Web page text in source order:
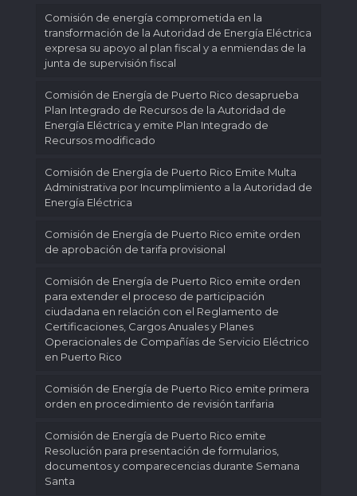
Comisión de energía comprometida en la
transformación de la Autoridad de Energía Eléctrica
expresa su apoyo al plan fiscal y a enmiendas de la
junta de supervisión fiscal
Comisión de Energía de Puerto Rico desaprueba
Plan Integrado de Recursos de la Autoridad de
Energía Eléctrica y emite Plan Integrado de
Recursos modificado
Comisión de Energía de Puerto Rico Emite Multa
Administrativa por Incumplimiento a la Autoridad de
Energía Eléctrica
Comisión de Energía de Puerto Rico emite orden
de aprobación de tarifa provisional
Comisión de Energía de Puerto Rico emite orden
para extender el proceso de participación
ciudadana en relación con el Reglamento de
Certificaciones, Cargos Anuales y Planes
Operacionales de Compañías de Servicio Eléctrico
en Puerto Rico
Comisión de Energía de Puerto Rico emite primera
orden en procedimiento de revisión tarifaria
Comisión de Energía de Puerto Rico emite
Resolución para presentación de formularios,
documentos y comparecencias durante Semana
Santa